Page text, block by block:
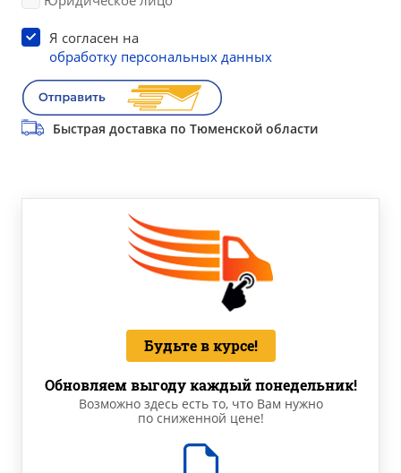
Я согласен на
обработку персональных данных
Быстрая доставка по Тюменской области
Будьте в курсе!
Обновляем выгоду каждый понедельник!
Возможно здесь есть то, что Вам нужно
по сниженной цене!